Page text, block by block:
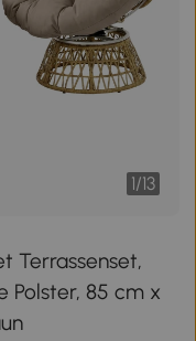
1/13
Terrassenset,
85 cm x